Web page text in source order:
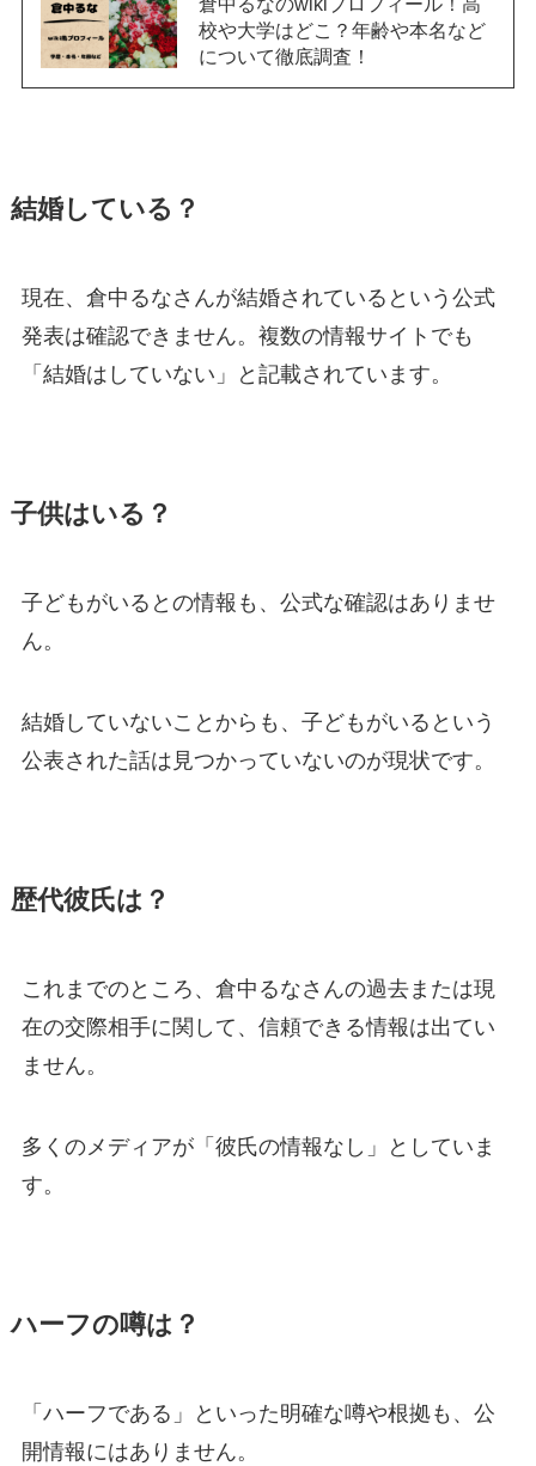
校や大学はどこ？年齢や本名など
について徹底調査！
結婚している？
現在、倉中るなさんが結婚されているという公式
発表は確認できません。複数の情報サイトでも
「結婚はしていない」と記載されています。
子供はいる？
子どもがいるとの情報も、公式な確認はありませ
ん。
結婚していないことからも、子どもがいるという
公表された話は見つかっていないのが現状です。
歴代彼氏は？
これまでのところ、倉中るなさんの過去または現
在の交際相手に関して、信頼できる情報は出てい
ません。
多くのメディアが「彼氏の情報なし」としていま
す。
ハーフの噂は？
「ハーフである」といった明確な噂や根拠も、公
開情報にはありません。